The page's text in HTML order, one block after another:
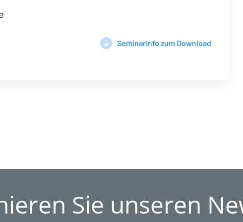
Seminarinfo zum Download
Sie unseren